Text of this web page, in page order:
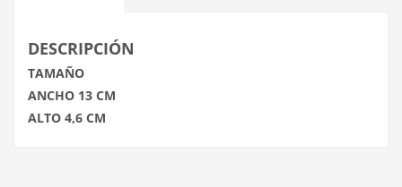
DESCRIPCIÓN
TAMAÑO
ANCHO 13 CM
ALTO 4,6 CM